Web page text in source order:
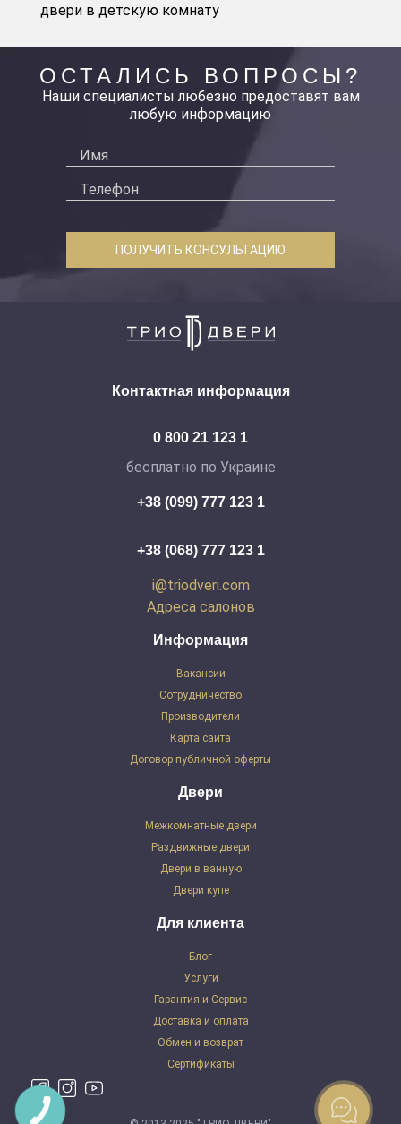
двери в детскую комнату
ОСТАЛИСЬ ВОПРОСЫ?
Наши специалисты любезно предоставят вам
любую информацию
ПОЛУЧИТЬ КОНСУЛЬТАЦИЮ
Информация
Вакансии
Сотрудничество
Производители
Карта сайта
Договор публичной оферты
Двери
Межкомнатные двери
Раздвижные двери
Двери в ванную
Двери купе
Для клиента
Блог
Услуги
Гарантия и Сервис
Доставка и оплата
Обмен и возврат
Сертификаты
Контактная информация
0 800 21 123 1
бесплатно по Украине
+38 (099) 777 123 1
+38 (068) 777 123 1
i@triodveri.com
Адреса салонов